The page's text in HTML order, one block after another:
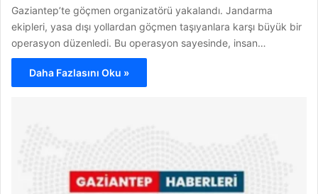
Gaziantep’te göçmen organizatörü yakalandı. Jandarma
ekipleri, yasa dışı yollardan göçmen taşıyanlara karşı büyük bir
operasyon düzenledi. Bu operasyon sayesinde, insan…
Daha Fazlasını Oku »